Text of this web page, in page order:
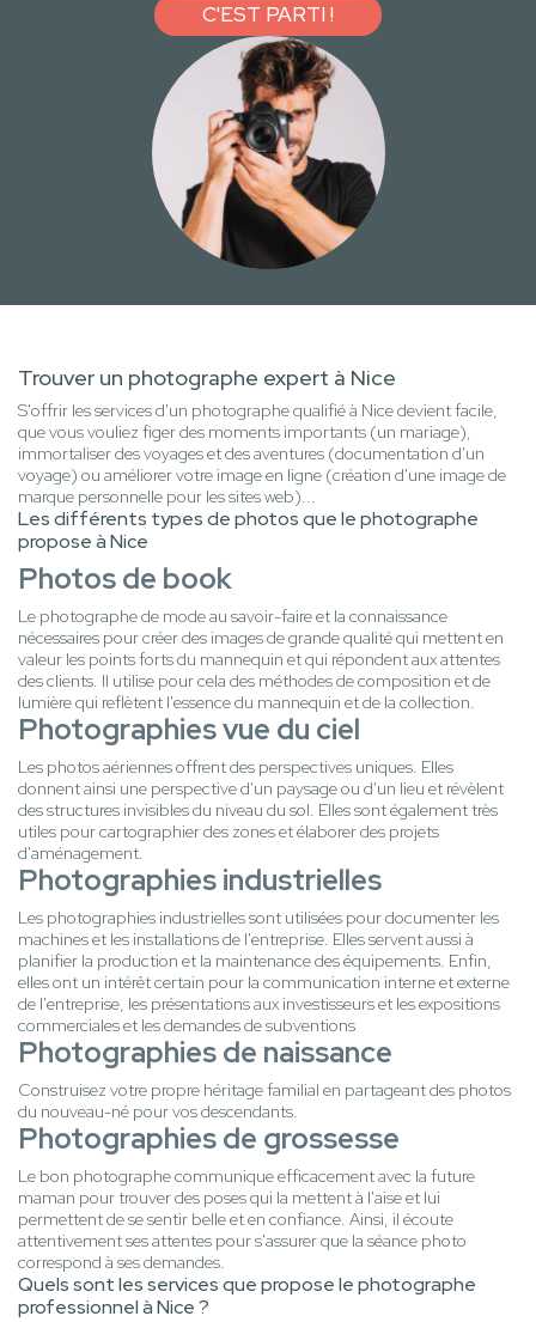
C'EST PARTI !
Trouver un photographe expert à Nice
S'offrir les services d'un photographe qualifié à Nice devient facile,
que vous vouliez figer des moments importants (un mariage),
immortaliser des voyages et des aventures (documentation d'un
voyage) ou améliorer votre image en ligne (création d'une image de
marque personnelle pour les sites web)...
Les différents types de photos que le photographe
propose à Nice
Photos de book
Le photographe de mode au savoir-faire et la connaissance
nécessaires pour créer des images de grande qualité qui mettent en
valeur les points forts du mannequin et qui répondent aux attentes
des clients. Il utilise pour cela des méthodes de composition et de
lumière qui reflètent l'essence du mannequin et de la collection.
Photographies vue du ciel
Les photos aériennes offrent des perspectives uniques. Elles
donnent ainsi une perspective d'un paysage ou d'un lieu et révèlent
des structures invisibles du niveau du sol. Elles sont également très
utiles pour cartographier des zones et élaborer des projets
d'aménagement.
Photographies industrielles
Les photographies industrielles sont utilisées pour documenter les
machines et les installations de l'entreprise. Elles servent aussi à
planifier la production et la maintenance des équipements. Enfin,
elles ont un intérêt certain pour la communication interne et externe
de l'entreprise, les présentations aux investisseurs et les expositions
commerciales et les demandes de subventions
Photographies de naissance
Construisez votre propre héritage familial en partageant des photos
du nouveau-né pour vos descendants.
Photographies de grossesse
Le bon photographe communique efficacement avec la future
maman pour trouver des poses qui la mettent à l'aise et lui
permettent de se sentir belle et en confiance. Ainsi, il écoute
attentivement ses attentes pour s'assurer que la séance photo
correspond à ses demandes.
Quels sont les services que propose le photographe
professionnel à Nice ?